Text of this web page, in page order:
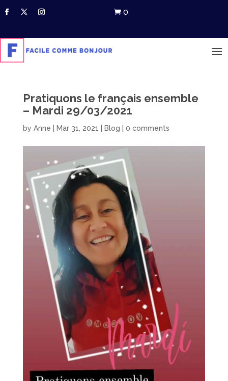
 0
Pratiquons le français ensemble
– Mardi 29/03/2021
by Anne Mar 31, 2021 Blog 0 comments